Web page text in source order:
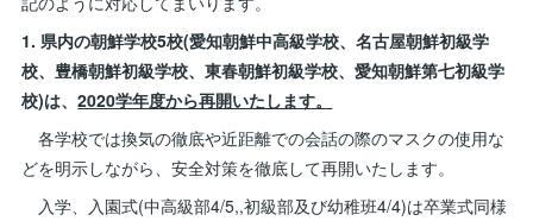
1. 県内の朝鮮学校5校(愛知朝鮮中高級学校、名古屋朝鮮初級学
校、豊橋朝鮮初級学校、東春朝鮮初級学校、愛知朝鮮第七初級学
校)は、2020学年度から再開いたします。
各学校では換気の徹底や近距離での会話の際のマスクの使用な
どを明示しながら、安全対策を徹底して再開いたします。
入学、入園式(中高級部4/5,,初級部及び幼稚班4/4)は卒業式同様